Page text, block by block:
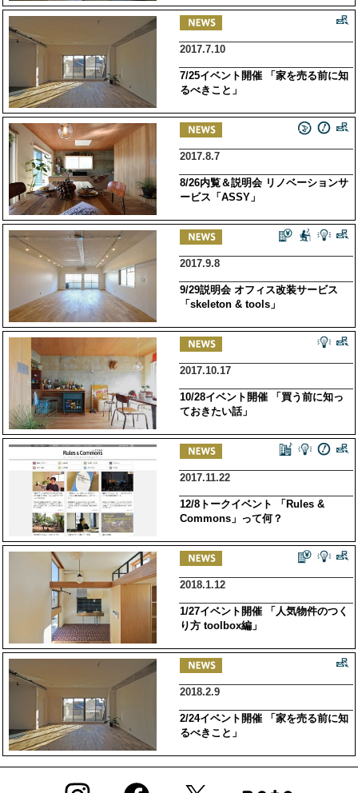
2017.7.10
7/25イベント開催 「家を売る前に知
るべきこと」
2017.8.7
8/26内覧＆説明会 リノベーションサ
ービス「ASSY」
2017.9.8
9/29説明会 オフィス改装サービス
「skeleton & tools」
2017.10.17
10/28イベント開催 「買う前に知っ
ておきたい話」
2017.11.22
12/8トークイベント 「Rules &
Commons」って何？
2018.1.12
1/27イベント開催 「人気物件のつく
り方 toolbox編」
2018.2.9
2/24イベント開催 「家を売る前に知
るべきこと」